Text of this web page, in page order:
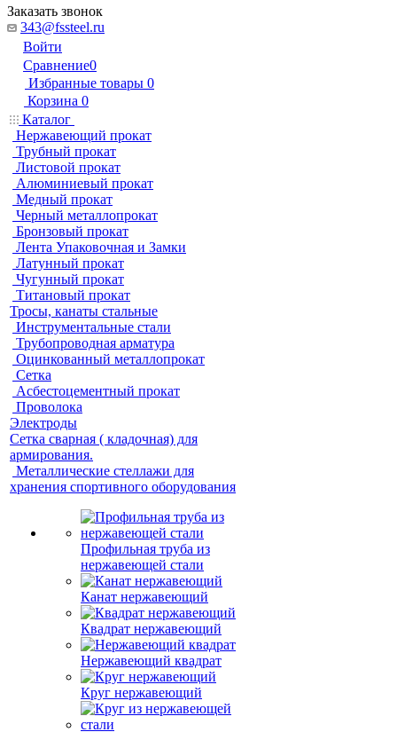
Заказать звонок
343@fssteel.ru
Войти
Сравнение0
Избранные товары 0
Корзина 0
Каталог
Нержавеющий прокат
Трубный прокат
Листовой прокат
Алюминиевый прокат
Медный прокат
Черный металлопрокат
Бронзовый прокат
Лента Упаковочная и Замки
Латунный прокат
Чугунный прокат
Титановый прокат
Тросы, канаты стальные
Инструментальные стали
Трубопроводная арматура
Оцинкованный металлопрокат
Сетка
Асбестоцементный прокат
Проволока
Электроды
Сетка сварная ( кладочная) для
армирования.
Металлические стеллажи для
хранения спортивного оборудования
Профильная труба из
нержавеющей стали
Канат нержавеющий
Квадрат нержавеющий
Нержавеющий квадрат
Круг нержавеющий